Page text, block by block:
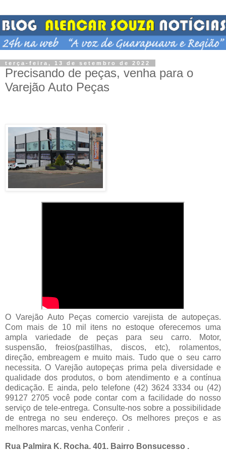
terça-feira, 13 de setembro de 2022
Precisando de peças, venha para o
Varejão Auto Peças
O Varejão Auto Peças comercio varejista de autopeças.
Com mais de 10 mil itens no estoque oferecemos uma
ampla variedade de peças para seu carro. Motor,
suspensão, freios(pastilhas, discos, etc), rolamentos,
direção, embreagem e muito mais. Tudo que o seu carro
necessita. O Varejão autopeças prima pela diversidade e
qualidade dos produtos, o bom atendimento e a contínua
dedicação. E ainda, pelo telefone (42) 3624 3334 ou (42)
99127 2705 você pode contar com a facilidade do nosso
serviço de tele-entrega. Consulte-nos sobre a possibilidade
de entrega no seu endereço. Os melhores preços e as
melhores marcas, venha Conferir .
Rua Palmira K. Rocha. 401. Bairro Bonsucesso .